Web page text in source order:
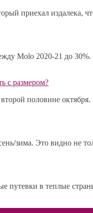
приехал издалека,
Molo 2020-21 до
с размером?
половине
зима. Это видно не
в теплые